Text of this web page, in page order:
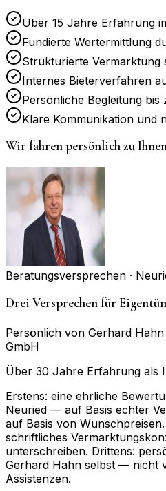
Über 15 Jahre Erfahrung
Fundierte Wertermittlung
Strukturierte Vermarktung
Internes Bieterverfahren
Persönliche Begleitung
Klare Kommunikation und
Wir fahren persönlich zu
Beratungsversprechen ·
Drei Versprechen für
Persönlich von Gerhard Hahn
GmbH
Über 30 Jahre Erfahrung als
Erstens: eine ehrliche
Neuried — auf Basis echter
auf Basis von
schriftliches
unterschreiben. Drittens:
Gerhard Hahn selbst — nicht
Assistenzen.